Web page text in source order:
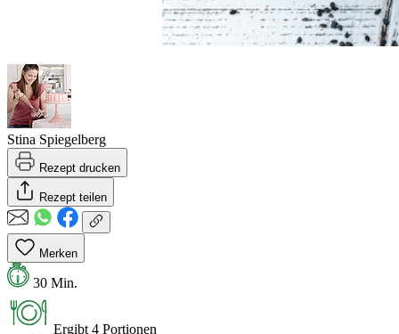
Stina Spiegelberg
Rezept drucken
Rezept teilen
Merken
30 Min.
Ergibt 4 Portionen